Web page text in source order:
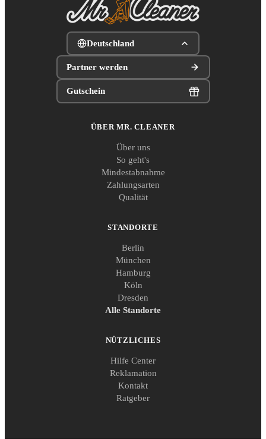
Deutschland
Partner werden
Gutschein
ÜBER MR. CLEANER
Über uns
So geht's
Mindestabnahme
Zahlungsarten
Qualität
STANDORTE
Berlin
München
Hamburg
Köln
Dresden
Alle Standorte
NÜTZLICHES
Hilfe Center
Reklamation
Kontakt
Ratgeber